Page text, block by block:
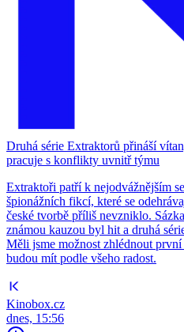
Druhá série Extraktorů přináší
pracuje s konflikty uvnitř týmu
Extraktoři patří k nejodvážnějším
špionážních fikcí, které se
české tvorbě příliš nevzniklo.
známou kauzou byl hit a druhá
Měli jsme možnost zhlédnout
budou mít podle všeho radost.
Kinobox.cz
dnes, 15:56